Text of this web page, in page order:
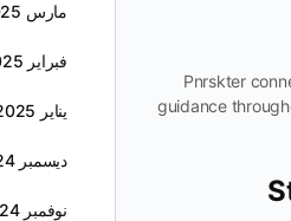
Pnrskter
guidance
مارس 2025
فبراير 2025
يناير 2025
ديسمبر 2024
نوفمبر 2024